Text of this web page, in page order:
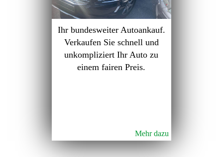
Ihr bundesweiter Autoankauf.
Verkaufen Sie schnell und
unkompliziert Ihr Auto zu
einem fairen Preis.
Mehr dazu